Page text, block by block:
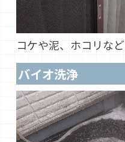
コケや泥、ホコリな
バイオ洗浄